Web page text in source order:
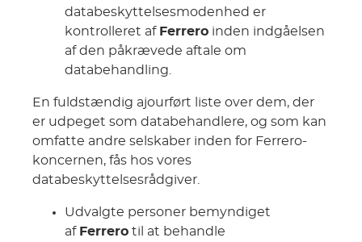
databeskyttelsesmodenhed er
kontrolleret af Ferrero inden indgåelsen
af den påkrævede aftale om
databehandling.
En fuldstændig ajourført liste over dem, der
er udpeget som databehandlere, og som kan
omfatte andre selskaber inden for Ferrero-
koncernen, fås hos vores
databeskyttelsesrådgiver.
Udvalgte personer bemyndiget
af Ferrero til at behandle